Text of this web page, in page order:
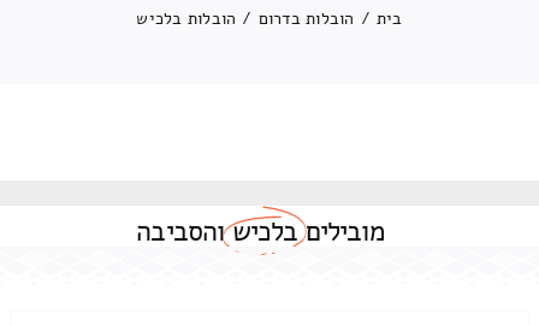
בית / הובלות בדרום / הובלות בלכיש
מוביליםבלכישוהסביבה